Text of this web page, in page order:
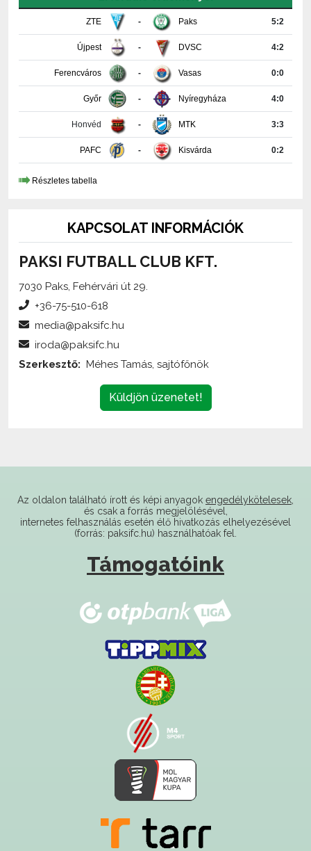
Újpest DVSC 4:2
Ferencváros Vasas 0:0
Győr Nyíregyháza 4:0
Honvéd MTK 3:3
PAFC Kisvárda 0:2
Részletes tabella
PAKSI FUTBALL CLUB KFT.
7030 Paks, Fehérvári út 29.
Küldjön üzenetet!
internetes felhasználás esetén élő hivatkozás elhelyezésével
(forrás: paksifc.hu) használhatóak fel.
Támogatóink